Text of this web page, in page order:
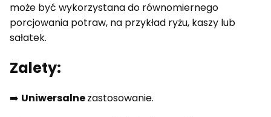
może być wykorzystana do równomiernego
porcjowania potraw, na przykład ryżu, kaszy lub
sałatek.
Zalety:
➡️ Uniwersalnezastosowanie.